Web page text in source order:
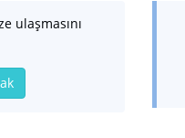
ulaşmasını